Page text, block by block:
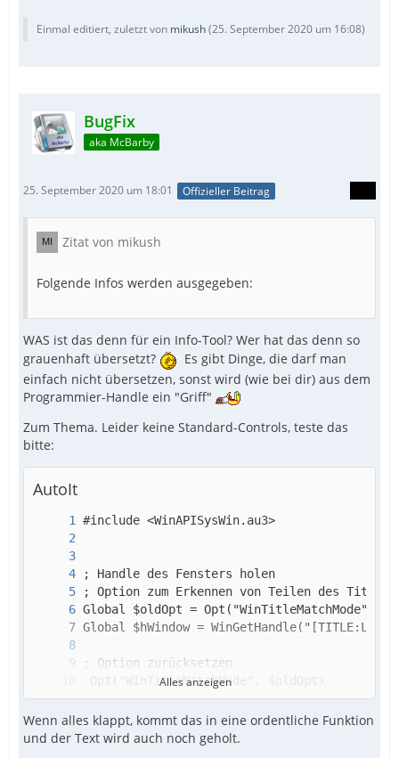
Einmal editiert, zuletzt von mikush(25. September 2020 um 16:08)
BugFix
aka McBarby
25. September 2020 um 18:01 Offizieller Beitrag
Zitat von mikush
Folgende Infos werden ausgegeben:
WAS ist das denn für ein Info-Tool? Wer hat das denn so
grauenhaft übersetzt?
Es gibt Dinge, die darf man
einfach nicht übersetzen, sonst wird (wie bei dir) aus dem
Programmier-Handle ein "Griff"
Zum Thema. Leider keine Standard-Controls, teste das
bitte:
AutoIt
Alles anzeigen
Wenn alles klappt, kommt das in eine ordentliche Funktion
und der Text wird auch noch geholt.